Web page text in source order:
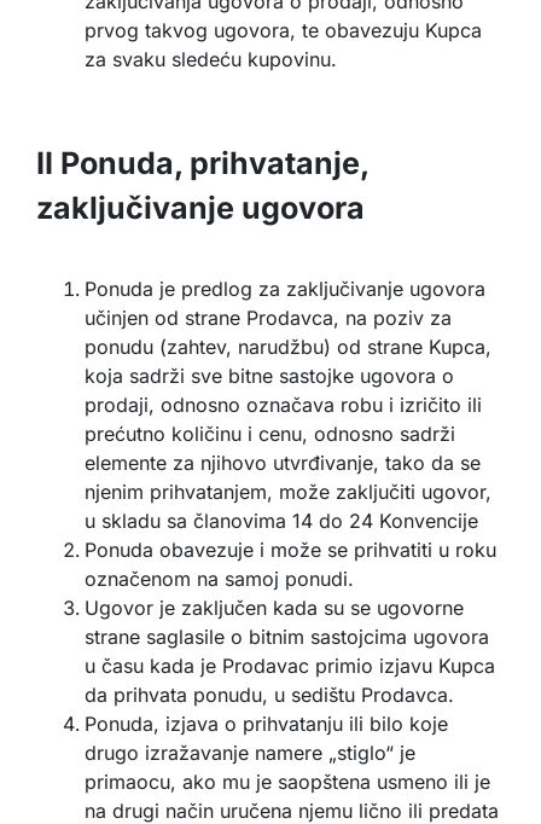
prvog takvog ugovora, te obavezuju Kupca
za svaku sledeću kupovinu.
II Ponuda, prihvatanje,
zaključivanje ugovora
Ponuda je predlog za zaključivanje ugovora
učinjen od strane Prodavca, na poziv za
ponudu (zahtev, narudžbu) od strane Kupca,
koja sadrži sve bitne sastojke ugovora o
prodaji, odnosno označava robu i izričito ili
prećutno količinu i cenu, odnosno sadrži
elemente za njihovo utvrđivanje, tako da se
njenim prihvatanjem, može zaključiti ugovor,
u skladu sa članovima 14 do 24 Konvencije
Ponuda obavezuje i može se prihvatiti u roku
označenom na samoj ponudi.
Ugovor je zaključen kada su se ugovorne
strane saglasile o bitnim sastojcima ugovora
u času kada je Prodavac primio izjavu Kupca
da prihvata ponudu, u sedištu Prodavca.
Ponuda, izjava o prihvatanju ili bilo koje
drugo izražavanje namere „stiglo“ je
primaocu, ako mu je saopštena usmeno ili je
na drugi način uručena njemu lično ili predata